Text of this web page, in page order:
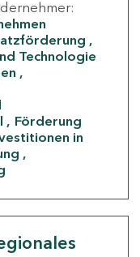
Technologie
Förderung
in